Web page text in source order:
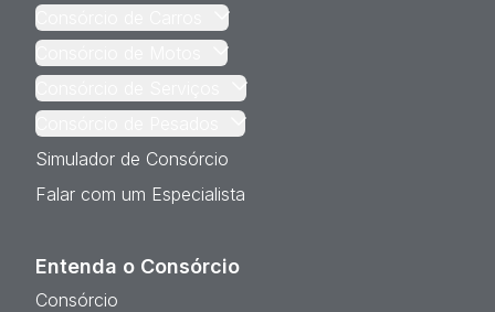
Simulador de Consórcio
Falar com um Especialista
Entenda o Consórcio
Consórcio